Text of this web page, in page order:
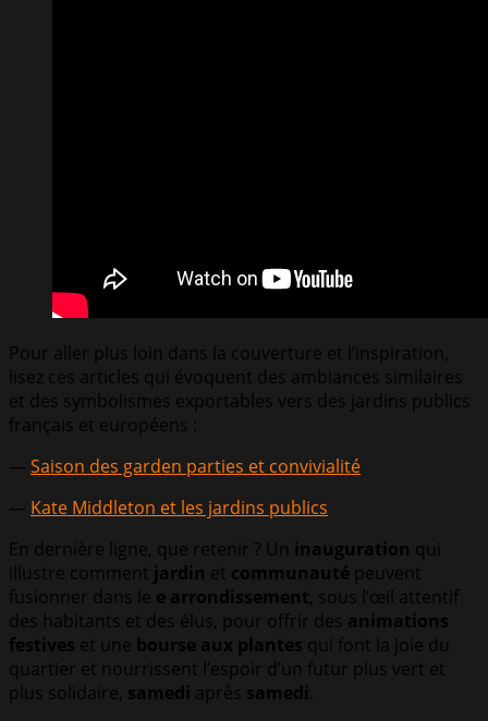
Pour aller plus loin dans la couverture et l’inspiration,
lisez ces articles qui évoquent des ambiances similaires
et des symbolismes exportables vers des jardins publics
français et européens :
— Saison des garden parties et convivialité
— Kate Middleton et les jardins publics
En dernière ligne, que retenir ? Un inauguration qui
illustre comment jardin et communauté peuvent
fusionner dans le e arrondissement, sous l’œil attentif
des habitants et des élus, pour offrir des animations
festives et une bourse aux plantes qui font la joie du
quartier et nourrissent l’espoir d’un futur plus vert et
plus solidaire, samedi après samedi.